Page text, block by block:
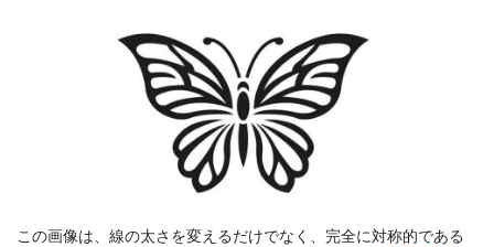
この画像は、線の太さを変えるだけでなく、完全に対称的である